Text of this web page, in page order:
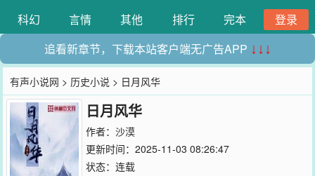
科幻
言情 其他 排行 完本
登录
追看新章节，下载本站客户端无广告APP ↓↓↓
有声小说网 > 历史小说 > 日月风华
日月风华
作者： 沙漠
更新时间：2025-11-03 08:26:47
状态：连载